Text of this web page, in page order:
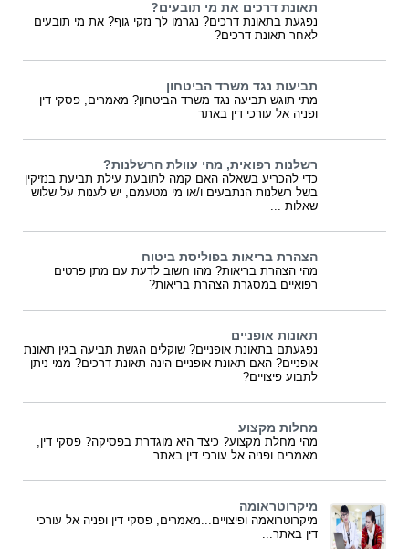
תאונת דרכים את מי תובעים?
נפגעת בתאונת דרכים? נגרמו לך נזקי גוף? את מי תובעים
לאחר תאונת דרכים?
תביעות נגד משרד הביטחון
מתי תוגש תביעה נגד משרד הביטחון? מאמרים, פסקי דין
ופניה אל עורכי דין באתר
רשלנות רפואית, מהי עוולת הרשלנות?
כדי להכריע בשאלה האם קמה לתובעת עילת תביעת בנזיקין
בשל רשלנות הנתבעים ו/או מי מטעמם, יש לענות על שלוש
שאלות ...
הצהרת בריאות בפוליסת ביטוח
מהי הצהרת בריאות? מהו חשוב לדעת עם מתן פרטים
רפואיים במסגרת הצהרת בריאות?
תאונות אופניים
נפגעתם בתאונת אופניים? שוקלים הגשת תביעה בגין תאונת
אופניים? האם תאונת אופניים הינה תאונת דרכים? ממי ניתן
לתבוע פיצויים?
מחלות מקצוע
מהי מחלת מקצוע? כיצד היא מוגדרת בפסיקה? פסקי דין,
מאמרים ופניה אל עורכי דין באתר
מיקרוטראומה
מיקרוטרואמה ופיצויים...מאמרים, פסקי דין ופניה אל עורכי
דין באתר...